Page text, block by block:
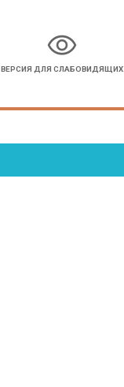
visibility
ВЕРСИЯ ДЛЯ СЛАБОВИДЯЩИХ